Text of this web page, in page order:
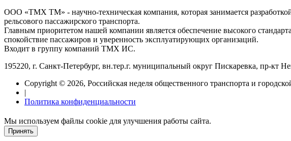
ООО «ТМХ ТМ» - научно-техническая компания, которая занимается
рельсового пассажирского транспорта.
Главным приоритетом нашей компании является обеспечение высокого
спокойствие пассажиров и уверенность эксплуатирующих организаций.
Входит в группу компаний ТМХ ИС.
195220, г. Санкт-Петербург, вн.тер.г. муниципальный округ Пискаревка, пр-кт
Copyright © 2026, Российская неделя общественного транспорта и
|
Политика конфиденциальности
Мы используем файлы cookie для улучшения работы сайта.
Принять